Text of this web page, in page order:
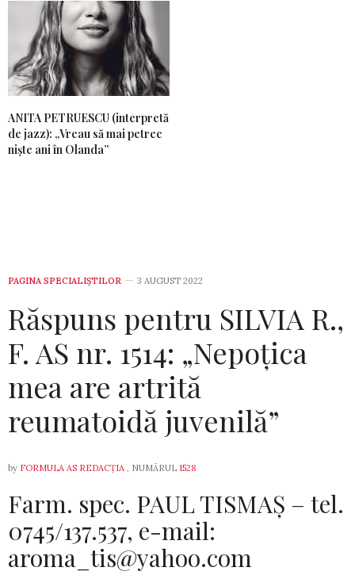
ANITA PETRUESCU (interpretă
de jazz): „Vreau să mai petrec
niște ani în Olanda”
PAGINA SPECIALIȘTILOR 3 AUGUST 2022
Răspuns pentru SILVIA R.,
F. AS nr. 1514: „Nepoţica
mea are artrită
reumatoidă juvenilă”
by FORMULA AS REDACȚIA , NUMĂRUL 1528
Farm. spec. PAUL TISMAȘ – tel.
0745/137.537, e-mail:
aroma_tis@yahoo.com